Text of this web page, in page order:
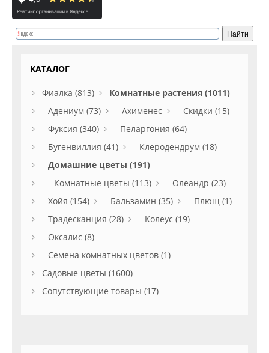
КАТАЛОГ
Фиалка (813)
Комнатные растения (1011)
Адениум (73)
Ахименес
Скидки (15)
Фуксия (340)
Пеларгония (64)
Бугенвиллия (41)
Клеродендрум (18)
Домашние цветы (191)
Комнатные цветы (113)
Олеандр (23)
Хойя (154)
Бальзамин (35)
Плющ (1)
Традесканция (28)
Колеус (19)
Оксалис (8)
Семена комнатных цветов (1)
Садовые цветы (1600)
Сопутствующие товары (17)